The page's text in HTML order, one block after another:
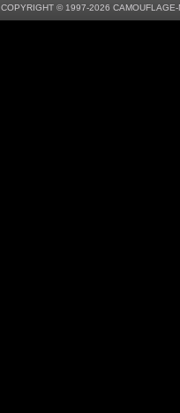
COPYRIGHT © 1997-2026 CAMOUFLAGE-